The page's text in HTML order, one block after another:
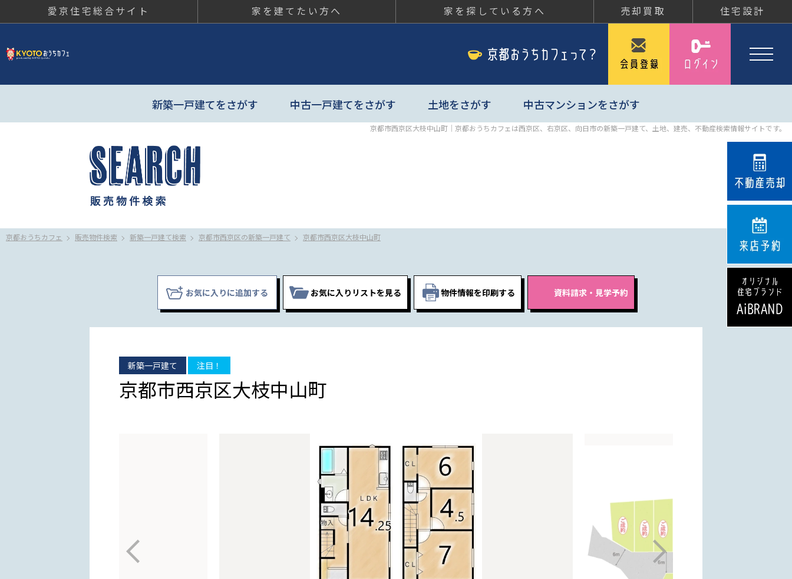
愛京住宅総合サイト 家を建てたい方へ 家を探している方へ 売却買取 住宅設計
新築一戸建てをさがす 中古一戸建てをさがす 土地をさがす 中古マンションをさがす
京都市西京区大枝中山町｜京都おうちカフェは西京区、右京区、向日市の新築一戸建て、土地、建売、不動産検索情報サイトです。
京都おうちカフェ 販売物件検索 新築一戸建て検索 京都市西京区の新築一戸建て 京都市西京区大枝中山町
お気に入りに追加する お気に入りリストを見る 物件情報を印刷する
新築一戸建て 注目！
京都市西京区大枝中山町